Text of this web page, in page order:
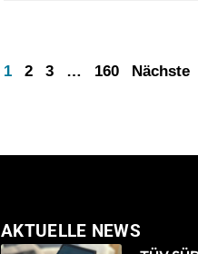
1 2 3 … 160 Nächste
AKTUELLE NEWS